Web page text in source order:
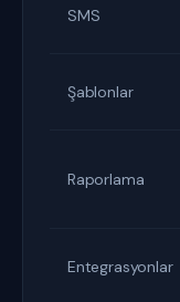
SMS
Şablonlar
Raporlama
Entegrasyonlar